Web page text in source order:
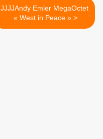
JJJJAndy Emler MegaOctet
 « West in Peace » >